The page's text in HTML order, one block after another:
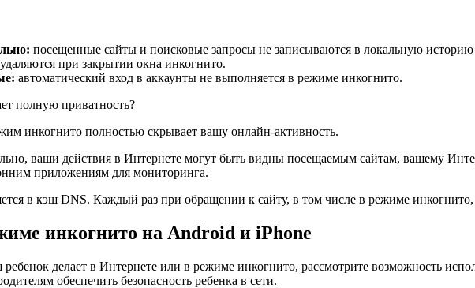
посещенные сайты и поисковые запросы не записываются в локальную историю
при закрытии окна инкогнито.
автоматический вход в аккаунты не выполняется в режиме инкогнито.
полную приватность?
инкогнито полностью скрывает вашу онлайн-активность.
ваши действия в Интернете могут быть видны посещаемым сайтам, вашему
приложениям для мониторинга.
в кэш DNS. Каждый раз при обращении к сайту, в том числе в режиме
инкогнито на Android и iPhone
делает в Интернете или в режиме инкогнито, рассмотрите возможность
обеспечить безопасность ребенка в сети.